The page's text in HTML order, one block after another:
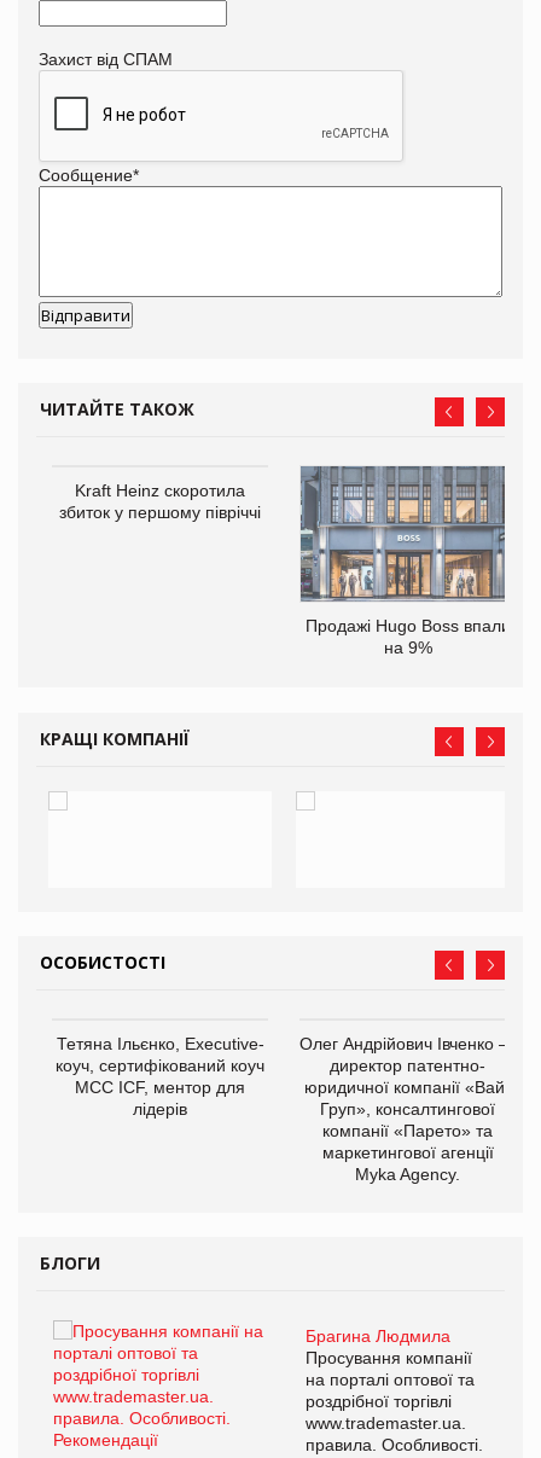
Захист від СПАМ
Сообщение*
ЧИТАЙТЕ ТАКОЖ
Kraft Heinz скоротила
збиток у першому півріччі
Продажі Hugo Boss впали
на 9%
КРАЩІ КОМПАНІЇ
ОСОБИСТОСТІ
Тетяна Ільєнко, Executive-
коуч, сертифікований коуч
МСС ICF, ментор для
лідерів
Олег Андрійович Івченко —
директор патентно-
юридичної компанії «Вайз
Груп», консалтингової
компанії «Парето» та
маркетингової агенції
Myka Agency.
БЛОГИ
Брагина Людмила
Просування компанії
на порталі оптової та
роздрібної торгівлі
www.trademaster.ua.
правила. Особливості.